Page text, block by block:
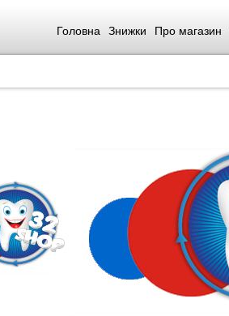
Головна Знижки Про магазин